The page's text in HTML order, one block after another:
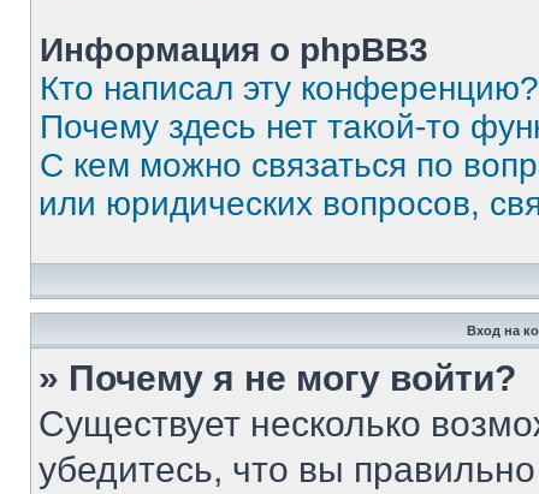
Информация о phpBB3
Кто написал эту конференцию?
Почему здесь нет такой-то
С кем можно связаться по
или юридических вопросов,
Вход на
» Почему я не могу войти?
Существует несколько
убедитесь, что вы